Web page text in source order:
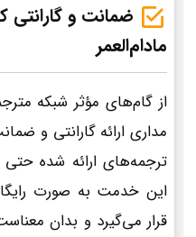
ضمانت و گارانتی
مادام‌العمر
از گام‌های مؤثر شبکه
مداری ارائه گارانتی و
ترجمه‌های ارائه شده
این خدمت به صورت
قرار می‌گیرد و بدان